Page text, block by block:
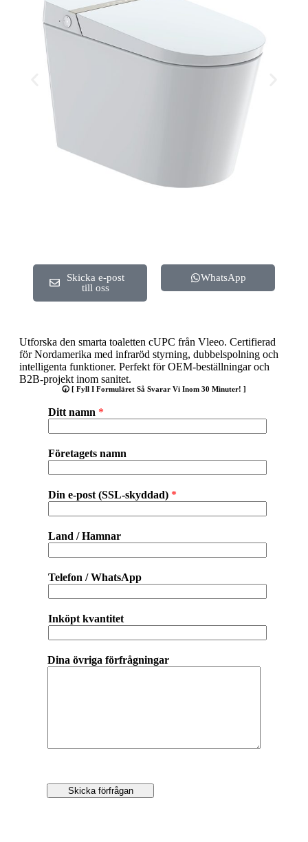
Skicka e-post
till oss
WhatsApp
Utforska den smarta toaletten cUPC från Vleeo. Certifierad
för Nordamerika med infraröd styrning, dubbelspolning och
intelligenta funktioner. Perfekt för OEM-beställningar och
B2B-projekt inom sanitet.
🕢 [ Fyll I Formuläret Så Svarar Vi Inom 30 Minuter! ]
Ditt namn *
Företagets namn
Din e-post (SSL-skyddad) *
Land / Hamnar
Telefon / WhatsApp
Inköpt kvantitet
Dina övriga förfrågningar
Skicka förfrågan